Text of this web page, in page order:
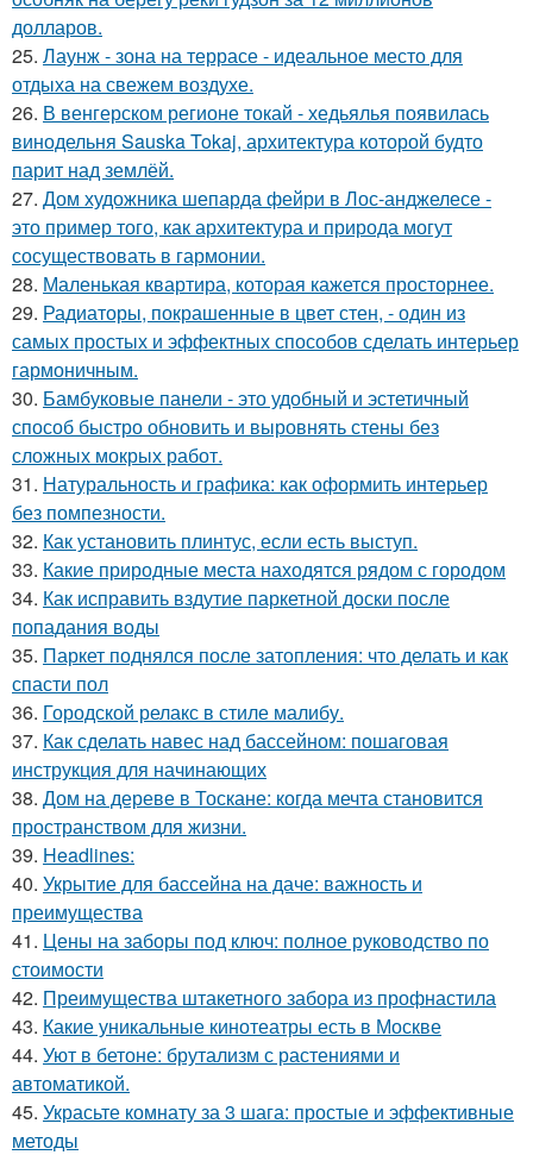
долларов.
25. Лаунж - зона на террасе - идеальное место для
отдыха на свежем воздухе.
26. В венгерском регионе токай - хедьялья появилась
винодельня Sauska Tokaj, архитектура которой будто
парит над землёй.
27. Дом художника шепарда фейри в Лос-анджелесе -
это пример того, как архитектура и природа могут
сосуществовать в гармонии.
28. Маленькая квартира, которая кажется просторнее.
29. Радиаторы, покрашенные в цвет стен, - один из
самых простых и эффектных способов сделать интерьер
гармоничным.
30. Бамбуковые панели - это удобный и эстетичный
способ быстро обновить и выровнять стены без
сложных мокрых работ.
31. Натуральность и графика: как оформить интерьер
без помпезности.
32. Как установить плинтус, если есть выступ.
33. Какие природные места находятся рядом с городом
34. Как исправить вздутие паркетной доски после
попадания воды
35. Паркет поднялся после затопления: что делать и как
спасти пол
36. Городской релакс в стиле малибу.
37. Как сделать навес над бассейном: пошаговая
инструкция для начинающих
38. Дом на дереве в Тоскане: когда мечта становится
пространством для жизни.
39. Headlines:
40. Укрытие для бассейна на даче: важность и
преимущества
41. Цены на заборы под ключ: полное руководство по
стоимости
42. Преимущества штакетного забора из профнастила
43. Какие уникальные кинотеатры есть в Москве
44. Уют в бетоне: брутализм с растениями и
автоматикой.
45. Украсьте комнату за 3 шага: простые и эффективные
методы